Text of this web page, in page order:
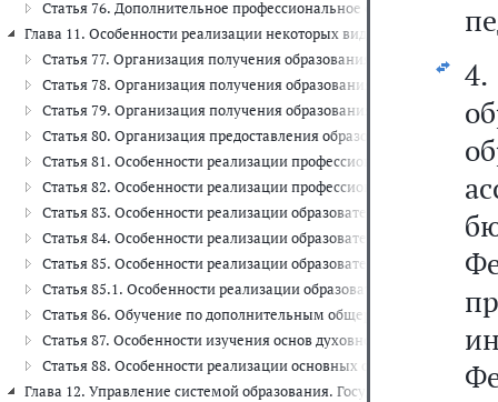
Статья 76. Дополнительное профессиональное образование
Глава 11. Особенности реализации некоторых видов
Статья 77. Организация получения образования лицами,
Статья 78. Организация получения образования иностранными
Статья 79. Организация получения образования
Статья 80. Организация предоставления образования лицам,
Статья 81. Особенности реализации профессиональных
Статья 82. Особенности реализации профессиональных
Статья 83. Особенности реализации образовательных программ в
Статья 84. Особенности реализации образовательных программ
Статья 85. Особенности реализации образовательных программ
Статья 85.1. Особенности реализации образовательных
Статья 86. Обучение по дополнительным общеразвивающим
Статья 87. Особенности изучения основ духовно-нравственной
Статья 88. Особенности реализации основных
Глава 12. Управление системой образования. Государственная